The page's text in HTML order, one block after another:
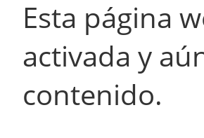
Esta página
activada y
contenido.